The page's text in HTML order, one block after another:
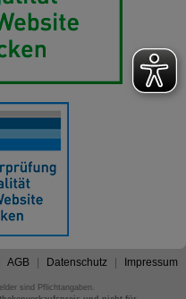
AGB Datenschutz Impressum
sind Pflichtangaben.